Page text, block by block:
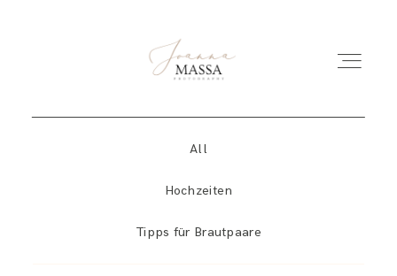
All
Hochzeiten
Tipps für Brautpaare